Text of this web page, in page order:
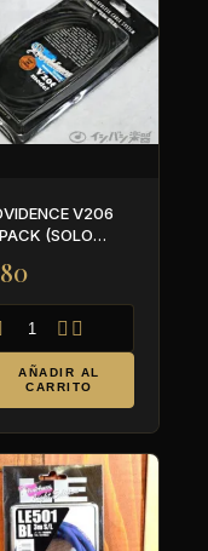
V206
(SOLO
 
AÑADIR AL
CARRITO